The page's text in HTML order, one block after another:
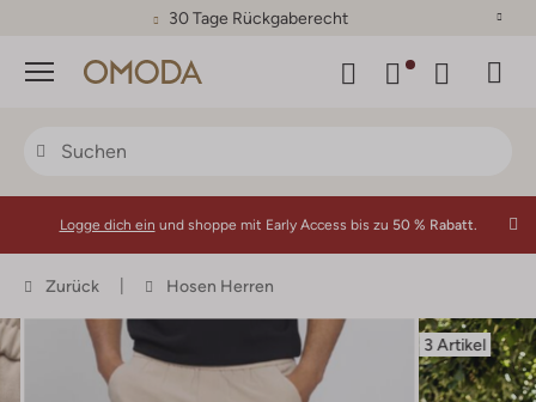
30 Tage Rückgaberecht
Menü
Logge dich ein und shoppe mit Early Access bis zu 50 % Rabatt.
Zurück Hosen Herren
3 Artikel